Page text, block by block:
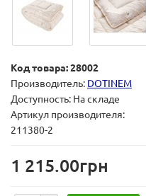
Код товара: 28002
Производитель: DOTINEM
Доступность: На складе
Артикул производителя:
211380-2
1 215.00грн